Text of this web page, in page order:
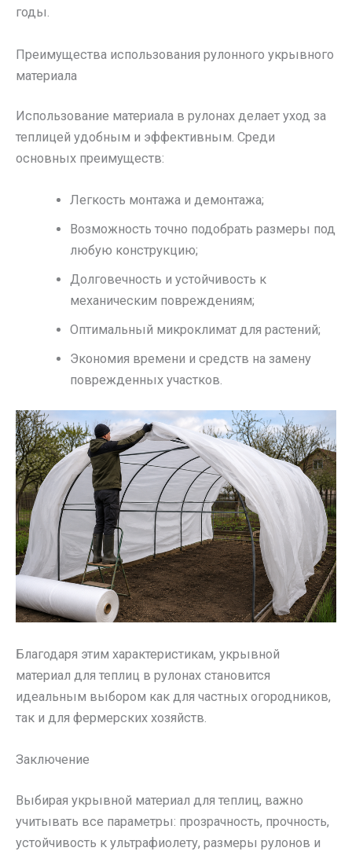
годы.
Преимущества использования рулонного укрывного
материала
Использование материала в рулонах делает уход за
теплицей удобным и эффективным. Среди
основных преимуществ:
Легкость монтажа и демонтажа;
Возможность точно подобрать размеры под
любую конструкцию;
Долговечность и устойчивость к
механическим повреждениям;
Оптимальный микроклимат для растений;
Экономия времени и средств на замену
поврежденных участков.
Благодаря этим характеристикам, укрывной
материал для теплиц в рулонах становится
идеальным выбором как для частных огородников,
так и для фермерских хозяйств.
Заключение
Выбирая укрывной материал для теплиц, важно
учитывать все параметры: прозрачность, прочность,
устойчивость к ультрафиолету, размеры рулонов и